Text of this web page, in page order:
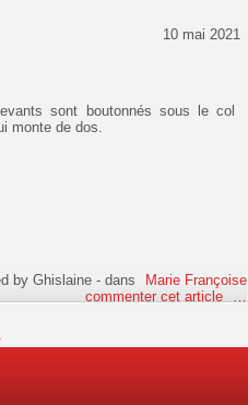
10 mai 2021
sont boutonnés sous le col
monte de dos.
by Ghislaine -dans
Marie Françoise
commenter cet article
…